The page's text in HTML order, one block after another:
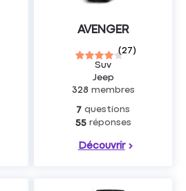
AVENGER
(27)
Suv
Jeep
328 membres
7 questions
55 réponses
Découvrir